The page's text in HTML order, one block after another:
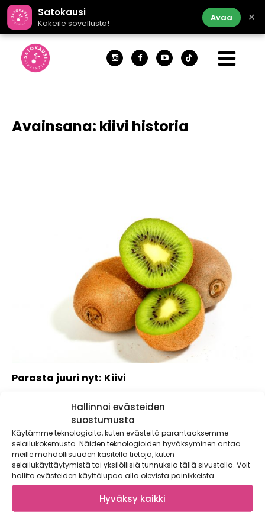
Hallinnoi evästeiden
suostumusta
Käytämme teknologioita, kuten evästeitä parantaaksemme
selailukokemusta. Näiden teknologioiden hyväksyminen antaa
meille mahdollisuuden käsitellä tietoja, kuten
selailukäyttäytymistä tai yksilöllisiä tunnuksia tällä sivustolla. Voit
hallita evästeiden käyttölupaa alla olevista painikkeista.
Hyväksy kaikki
Satokausi
Kokeile sovellusta!
Avaa ×
Avainsana: kiivi historia
Parasta juuri nyt: Kiivi
hedelmä. Nykypäivänä kiiviä viljellään ympäri maailman ja...